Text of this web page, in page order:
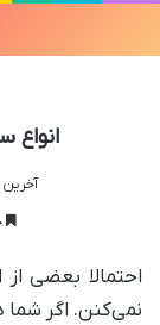
انواع
آخرین به
احتمالا بعضی
نمی‌کنن. اگر شما